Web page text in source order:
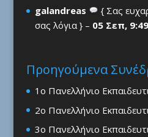
galandreas
{ Σας
σας λόγια } – 05 Σεπ,
Προηγούμενα
1ο Πανελλήνιο
2ο Πανελλήνιο
3ο Πανελλήνιο